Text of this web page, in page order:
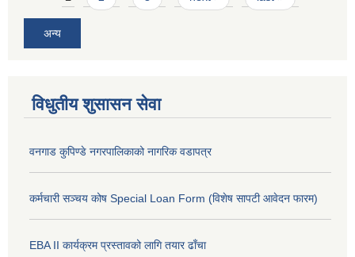
अन्य
विधुतीय शुसासन सेवा
वनगाड कुपिण्डे नगरपालिकाको नागरिक वडापत्र
कर्मचारी सञ्चय कोष Special Loan Form (विशेष सापटी आवेदन फारम)
EBA II कार्यक्रम प्रस्तावको लागि तयार ढाँचा